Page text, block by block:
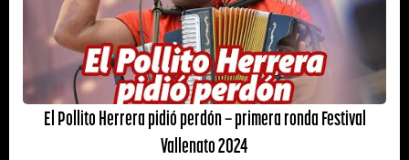
El Pollito Herrera pidió perdón – primera ronda Festival
Vallenato 2024